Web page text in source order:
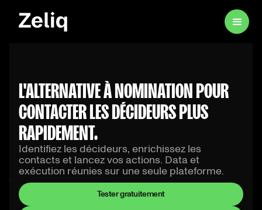
L'ALTERNATIVE À NOMINATION POUR
CONTACTER LES DÉCIDEURS PLUS
RAPIDEMENT.
Identifiez les décideurs, enrichissez les
contacts et lancez vos actions. Data et
exécution réunies sur une seule plateforme.
Tester gratuitement